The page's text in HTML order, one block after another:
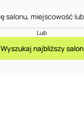
Lub
Wyszukaj najbliższy salon